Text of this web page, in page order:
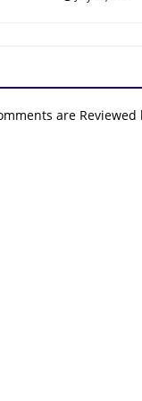
are Reviewed